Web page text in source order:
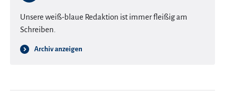
Unsere weiß-blaue Redaktion ist immer fleißig am
Schreiben.
Archiv anzeigen